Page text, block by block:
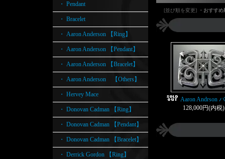
・ Pendant
・ Bracelet
・ Aaron Anderson 【Ring】
・ Aaron Anderson 【Pendant】
・ Aaron Anderson 【Bracelet】
・ Aaron Anderson 【Others】
・ Hervey Mace
・ Donovan Cadman 【Ring】
・ Donovan Cadman 【Pendant】
・ Donovan Cadman 【Bracelet】
・ Derrick Gordon 【Ring】
[並び順を変更] ・おすすめ
Aaron Andrson
128,000円(内税)